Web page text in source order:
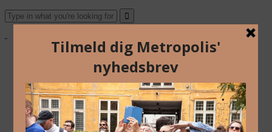
Blog
Arkiv
Nyhedsbrev
Kalender